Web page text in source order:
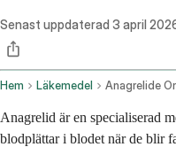
Senast uppdaterad 3 april
Hem Läkemedel Anagrelide
Anagrelid är en specialiserad
blodplättar i blodet när de blir